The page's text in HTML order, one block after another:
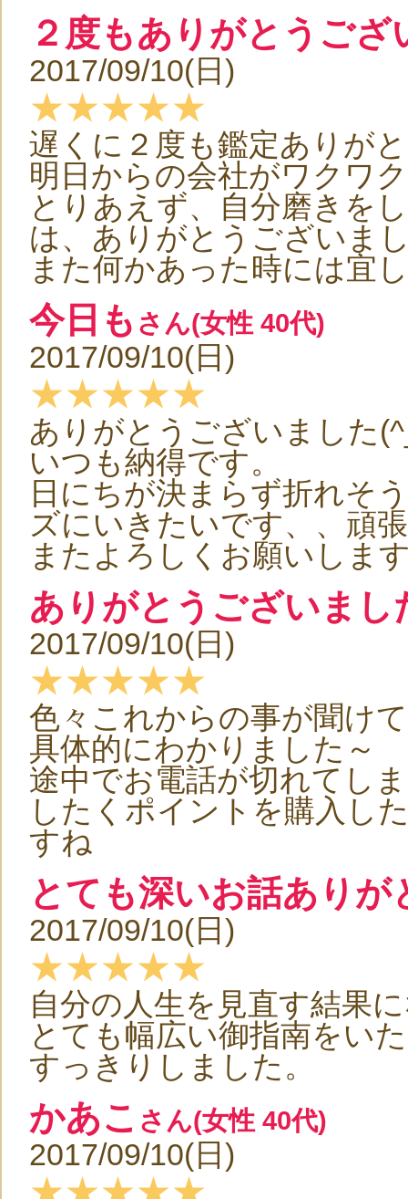
２度もありがとうござ
2017/09/10(日)
★★★★★
遅くに２度も鑑定ありがと
明日からの会社がワクワ
とりあえず、自分磨きを
は、ありがとうございま
また何かあった時には宜
今日も さん(女性 40代)
2017/09/10(日)
★★★★★
ありがとうございました
いつも納得です。
日にちが決まらず折れそ
ズにいきたいです、、頑
またよろしくお願いしま
ありがとうございまし
2017/09/10(日)
★★★★★
色々これからの事が聞けて
具体的にわかりました～
途中でお電話が切れてし
したくポイントを購入し
すね
とても深いお話あり
2017/09/10(日)
★★★★★
自分の人生を見直す結果
とても幅広い御指南をい
すっきりしました。
かあこ さん(女性 40代)
2017/09/10(日)